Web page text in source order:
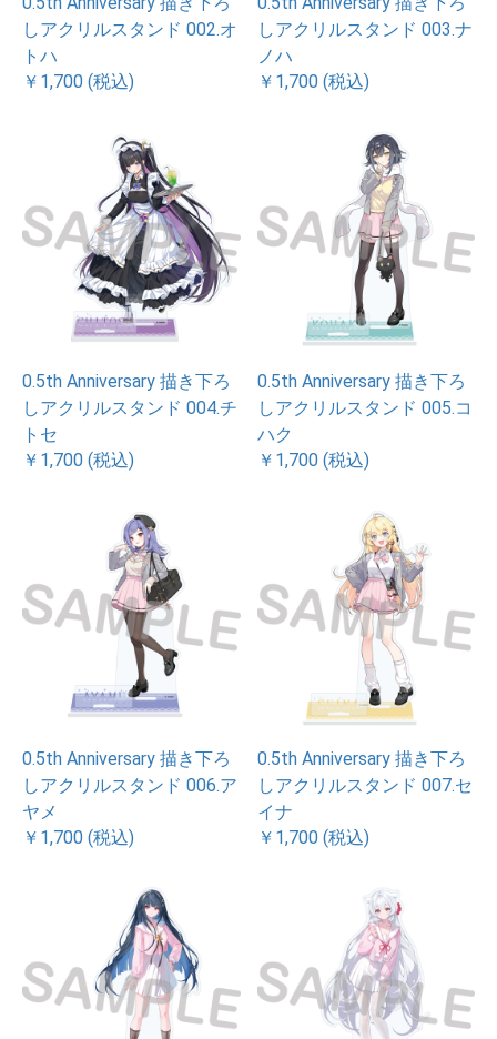
しアクリルスタンド 002.オ
トハ
￥1,700 (税込)
しアクリルスタンド 003.ナ
ノハ
￥1,700 (税込)
0.5th Anniversary 描き下ろ
しアクリルスタンド 004.チ
トセ
￥1,700 (税込)
0.5th Anniversary 描き下ろ
しアクリルスタンド 005.コ
ハク
￥1,700 (税込)
0.5th Anniversary 描き下ろ
しアクリルスタンド 006.ア
ヤメ
￥1,700 (税込)
0.5th Anniversary 描き下ろ
しアクリルスタンド 007.セ
イナ
￥1,700 (税込)